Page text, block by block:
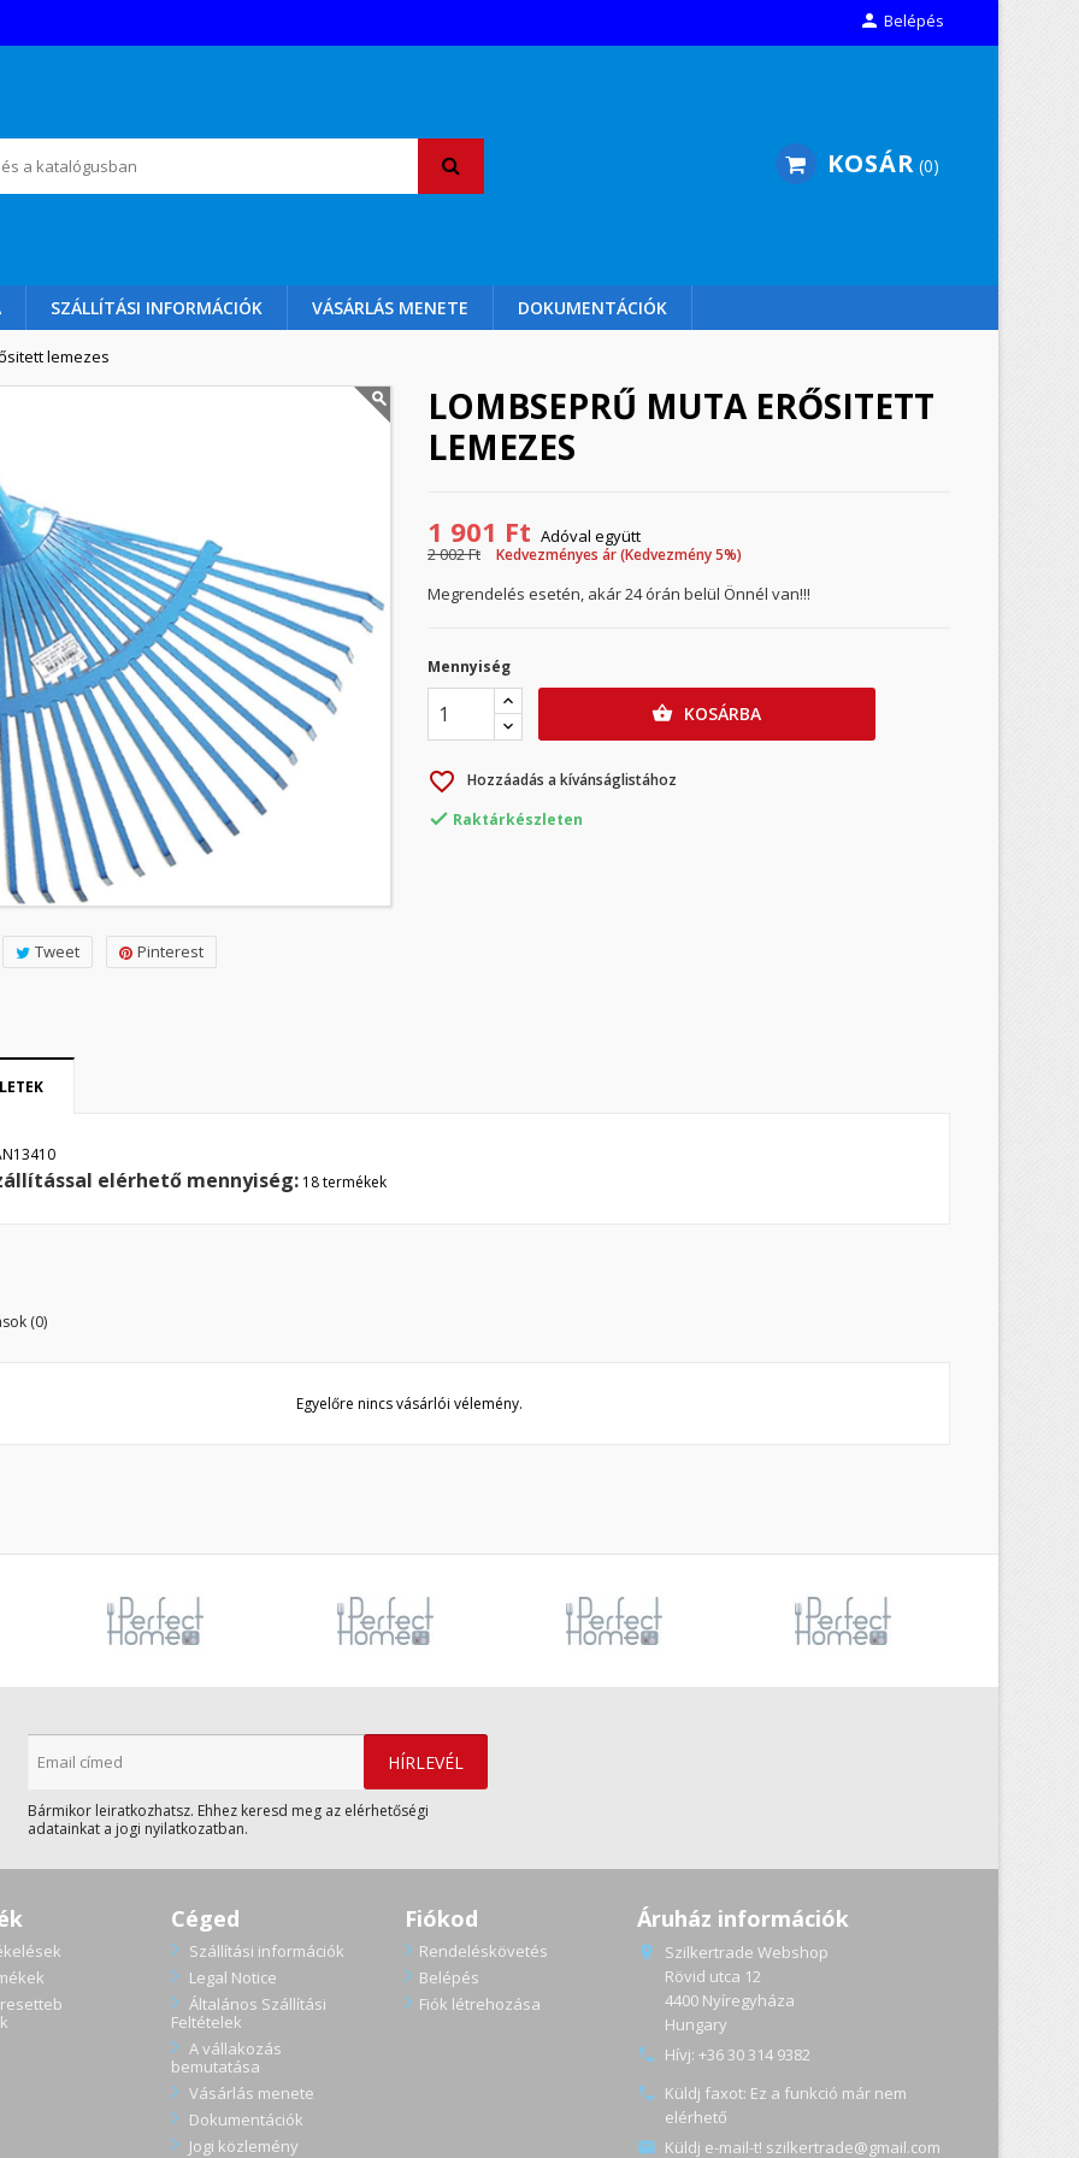
 Belépés
KOSÁR 0
SZÁLLÍTÁSI INFORMÁCIÓK VÁSÁRLÁS MENETE DOKUMENTÁCIÓK
lemezes
Tweet Pinterest
LOMBSEPRŰ MUTA ERŐSITETT
LEMEZES
1 901 Ft Adóval együtt
2 002 Ft
Kedvezményes ár (Kedvezmény 5%)
Megrendelés esetén, akár 24 órán belül Önnél van!!!
Mennyiség
 KOSÁRBA
favorite_border Hozzáadás a kívánságlistához
 Raktárkészleten
elérhető mennyiség: 18 termékek
(0)
Egyelőre nincs vásárlói vélemény.
Bármikor leiratkozhatsz. Ehhez keresd meg az elérhetőségi
adatainkat a jogi nyilatkozatban.
Céged
Szállítási információk
Legal Notice
Általános Szállítási
Feltételek
A vállakozás
bemutatása
Vásárlás menete
Dokumentációk
Jogi közlemény
Fiókod
Rendeléskövetés
Belépés
Fiók létrehozása
Áruház információk

Szilkertrade Webshop
Rövid utca 12
4400 Nyíregyháza
Hungary
 Hívj: +36 30 314 9382
 Küldj faxot: Ez a funkció már nem
elérhető
 Küldj e-mail-t! szilkertrade@gmail.com
Create new list
létrehozása